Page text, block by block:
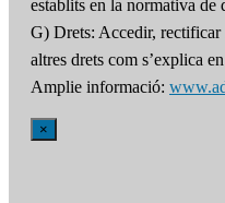
establits en la normativa de
G) Drets: Accedir,
altres drets com s’explica
Amplie informació:
×